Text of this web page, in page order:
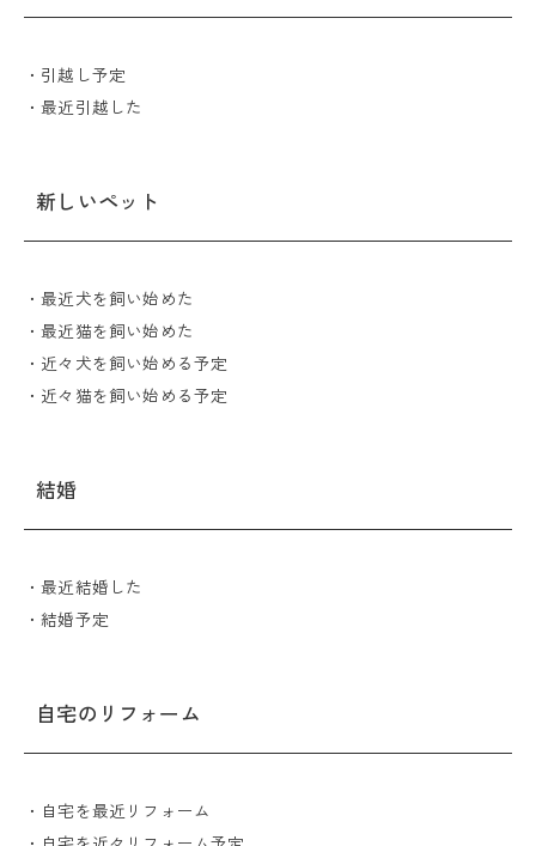
・引越し予定
・最近引越した
新しいペット
・最近犬を飼い始めた
・最近猫を飼い始めた
・近々犬を飼い始める予定
・近々猫を飼い始める予定
結婚
・最近結婚した
・結婚予定
自宅のリフォーム
・自宅を最近リフォーム